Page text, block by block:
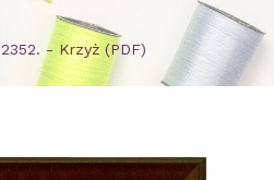
2352. - Krzyż (PDF)